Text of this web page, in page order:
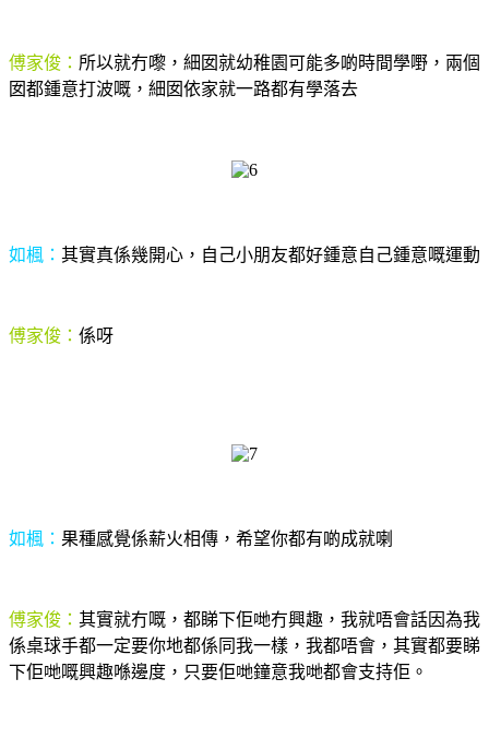
傅家俊： 所以就冇嚟，細囡就幼稚園可能多啲時間學嘢，兩個
囡都鍾意打波嘅，細囡依家就一路都有學落去
如楓： 其實真係幾開心，自己小朋友都好鍾意自己鍾意嘅運動
傅家俊： 係呀
如楓： 果種感覺係薪火相傳，希望你都有啲成就喇
傅家俊： 其實就冇嘅，都睇下佢哋冇興趣，我就唔會話因為我
係桌球手都一定要你地都係同我一樣，我都唔會，其實都要睇
下佢哋嘅興趣喺邊度，只要佢哋鐘意我哋都會支持佢。